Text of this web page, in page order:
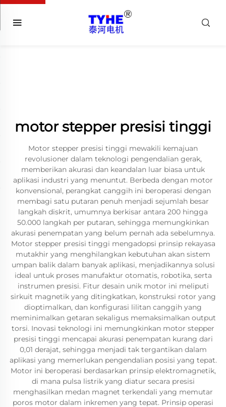
motor stepper presisi tinggi
Motor stepper presisi tinggi mewakili kemajuan
revolusioner dalam teknologi pengendalian gerak,
memberikan akurasi dan keandalan luar biasa untuk
aplikasi industri yang menuntut. Berbeda dengan motor
konvensional, perangkat canggih ini beroperasi dengan
membagi satu putaran penuh menjadi sejumlah besar
langkah diskrit, umumnya berkisar antara 200 hingga
50.000 langkah per putaran, sehingga memungkinkan
akurasi penempatan yang belum pernah ada sebelumnya.
Motor stepper presisi tinggi mengadopsi prinsip rekayasa
mutakhir yang menghilangkan kebutuhan akan sistem
umpan balik dalam banyak aplikasi, menjadikannya solusi
ideal untuk proses manufaktur otomatis, robotika, serta
instrumen presisi. Fitur desain unik motor ini meliputi
sirkuit magnetik yang ditingkatkan, konstruksi rotor yang
dioptimalkan, dan konfigurasi lilitan canggih yang
meminimalkan getaran sekaligus memaksimalkan output
torsi. Inovasi teknologi ini memungkinkan motor stepper
presisi tinggi mencapai akurasi penempatan kurang dari
0,01 derajat, sehingga menjadi tak tergantikan dalam
aplikasi yang memerlukan pengendalian posisi yang tepat.
Motor ini beroperasi berdasarkan prinsip elektromagnetik,
di mana pulsa listrik yang diatur secara presisi
menghasilkan medan magnet terkendali yang memutar
poros motor dalam inkremen yang tepat. Prinsip operasi